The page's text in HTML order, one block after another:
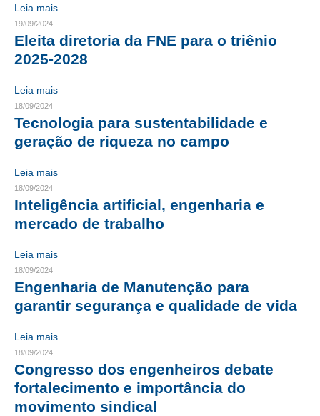
LEGISLAÇÃO
LEI 4.950-A/1966 – PISO SALARIAL
LEI 5.194/1966 – REGULAMENTAÇÃO DA PROFISSÃO
LEI 6.496/1977 – ART
RES 1.002/2002 – CÓDIGO DE ÉTICA
HOMOLOGAÇÕES
FIQUE POR DENTRO
APRESENTAÇÃO
EMPREGO E ESTÁGIO
AUTÔNOMOS E SERVIÇOS
NEWSLETTER
Leia mais
19/09/2024
Eleita diretoria da FNE para o triênio
2025-2028
Leia mais
18/09/2024
Tecnologia para sustentabilidade e
geração de riqueza no campo
Leia mais
18/09/2024
Inteligência artificial, engenharia e
mercado de trabalho
Leia mais
18/09/2024
Engenharia de Manutenção para
garantir segurança e qualidade de vida
Leia mais
18/09/2024
Congresso dos engenheiros debate
fortalecimento e importância do
movimento sindical